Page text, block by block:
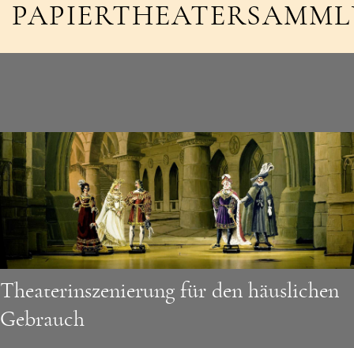
Theaterinszenierung für den häuslichen
Gebrauch